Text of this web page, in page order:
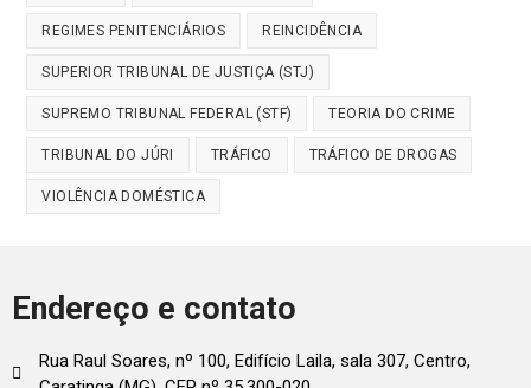
REGIMES PENITENCIÁRIOS REINCIDÊNCIA
SUPERIOR TRIBUNAL DE JUSTIÇA (STJ)
SUPREMO TRIBUNAL FEDERAL (STF) TEORIA DO CRIME
TRIBUNAL DO JÚRI TRÁFICO TRÁFICO DE DROGAS
VIOLÊNCIA DOMÉSTICA
Endereço e contato
Rua Raul Soares, nº 100, Edifício Laila, sala 307, Centro,